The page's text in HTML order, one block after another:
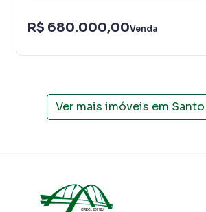
9000.
A A Bela Vista Imóveis tem mais
empreendimentos em construção ou
planta em Santo Antônio e em outras
Negocie seu imóvel de forma
segurança e tranquilidade. Na A Bela
R$ 680.000,00Venda
Ver mais imóveis em